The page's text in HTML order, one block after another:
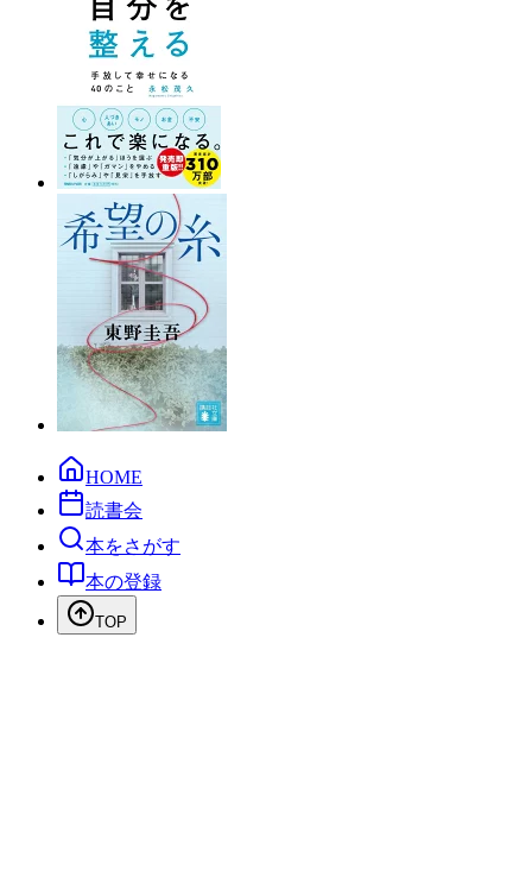
HOME
読書会
本をさがす
本の登録
TOP